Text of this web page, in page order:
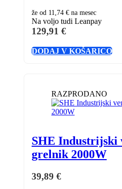
že od 11,74 € na mesec
Na voljo tudi Leanpay
129,91 €
DODAJ V KOŠARICO
RAZPRODANO
SHE Industrijski
grelnik 2000W
39,89 €